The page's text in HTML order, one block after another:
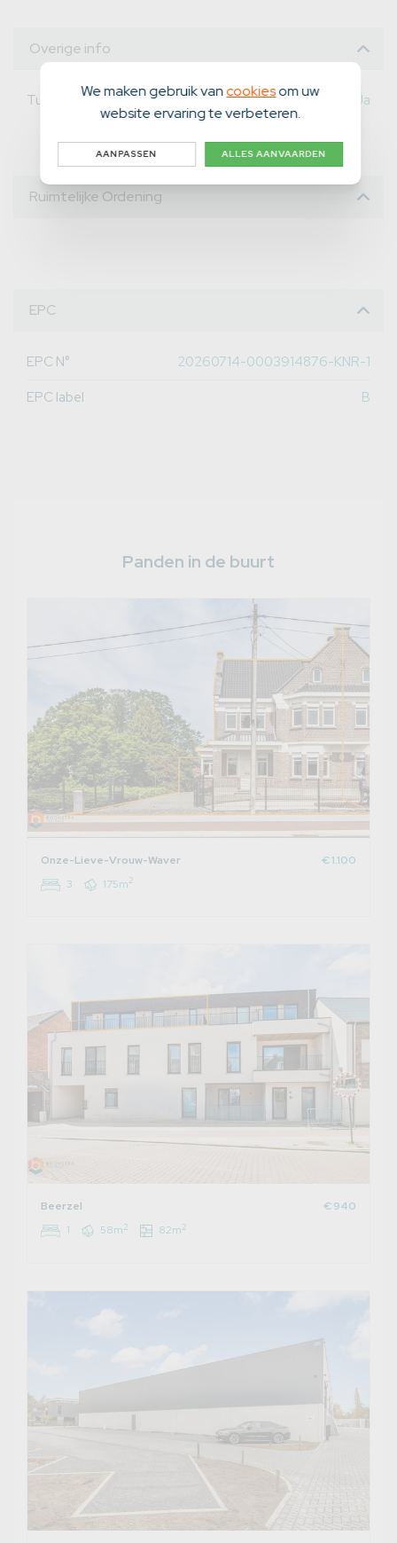
Overige info
Tuin aanwezig Ja
Ruimtelijke Ordening
EPC
EPC N°
20260714-0003914876-KNR-1
EPC label
B
Panden in de buurt
Onze-Lieve-Vrouw-Waver
€ 1.100
3
175m2
Beerzel
€ 940
1
58m2 82m2
We maken gebruik vancookiesom uw
website ervaring te verbeteren.
AANPASSEN ALLES AANVAARDEN